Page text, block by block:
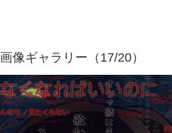
画像ギャラリー（17/20）